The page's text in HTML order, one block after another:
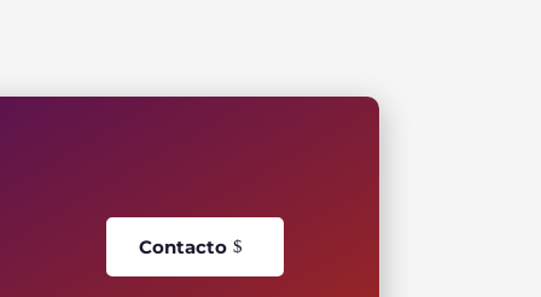
Contacto